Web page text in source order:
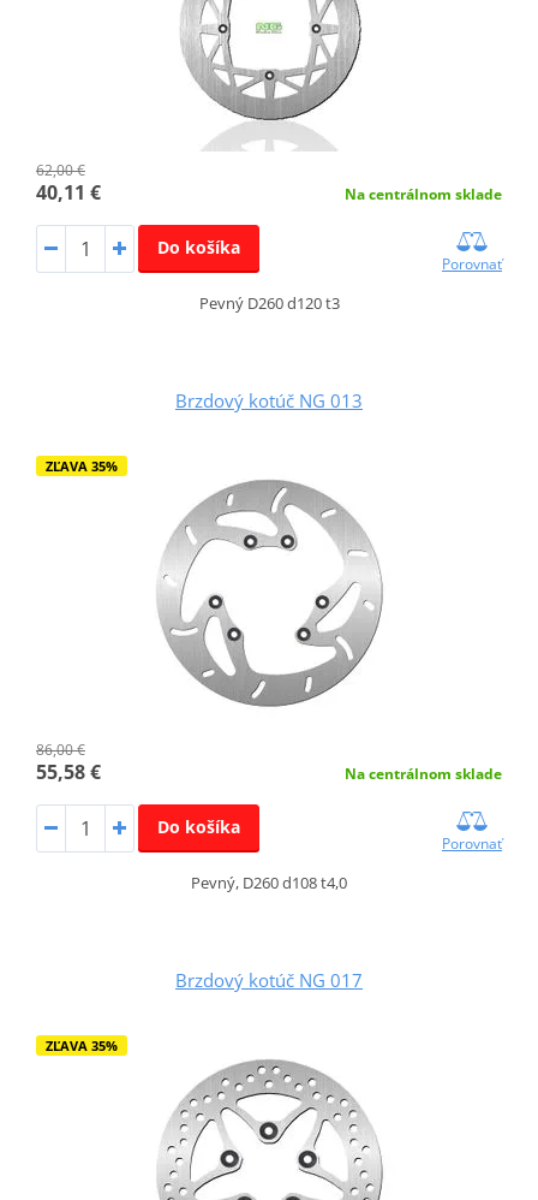
62,00 €
40,11 € Na centrálnom sklade
Do košíka
Porovnať
Pevný D260 d120 t3
Brzdový kotúč NG 013
ZĽAVA 35%
86,00 €
55,58 € Na centrálnom sklade
Do košíka
Porovnať
Pevný, D260 d108 t4,0
Brzdový kotúč NG 017
ZĽAVA 35%